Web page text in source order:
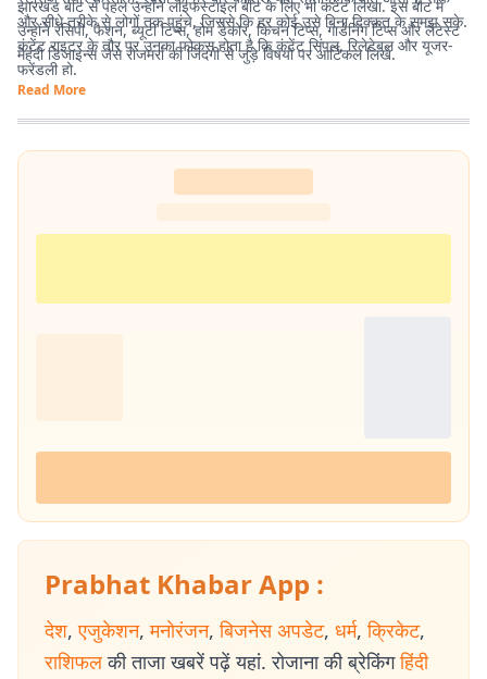
और सीधे तरीके से लोगों तक पहुंचे, जिससे कि हर कोई उसे बिना दिक्कत के समझ सके.
कंटेंट राइटर के तौर पर उनका फोकस होता है कि कंटेंट सिंपल, रिलेटेबल और यूजर-
फ्रेंडली हो.
झारखंड बीट से पहले उन्होंने लाइफस्टाइल बीट के लिए भी कंटेंट लिखा. इस बीट में
उन्होंने रेसिपी, फैशन, ब्यूटी टिप्स, होम डेकोर, किचन टिप्स, गार्डनिंग टिप्स और लेटेस्ट
मेहंदी डिजाइन्स जैसे रोजमर्रा की जिंदगी से जुड़े विषयों पर आर्टिकल लिखे.
Read More
Prabhat Khabar App :
देश, एजुकेशन, मनोरंजन, बिजनेस अपडेट, धर्म, क्रिकेट,
राशिफल की ताजा खबरें पढ़ें यहां. रोजाना की ब्रेकिंग हिंदी